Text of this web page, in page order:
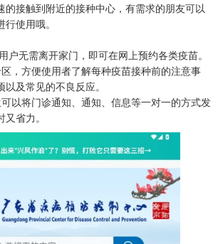
的接触到附近的接种中心，有需求的朋友可以
使用哦。
无需离开家门，即可在网上预约各类疫苗。
方便使用者了解每种疫苗接种前的注意事
及常见的不良反应。
将门诊通知、通知、信息等一对一的方式发
省力。